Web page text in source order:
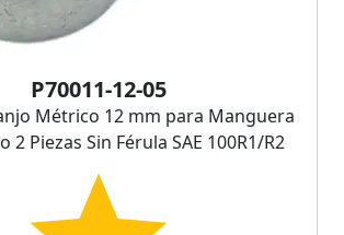
P70011-12-05
Métrico 12 mm para Manguera
2 Piezas Sin Férula SAE 100R1/R2